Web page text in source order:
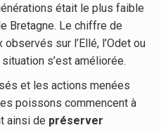
était le plus faible
Bretagne. Le chiffre de
sur l’Ellé, l’Odet ou
s’est améliorée.
et les actions menées
poissons commencent à
ainsi de préserver